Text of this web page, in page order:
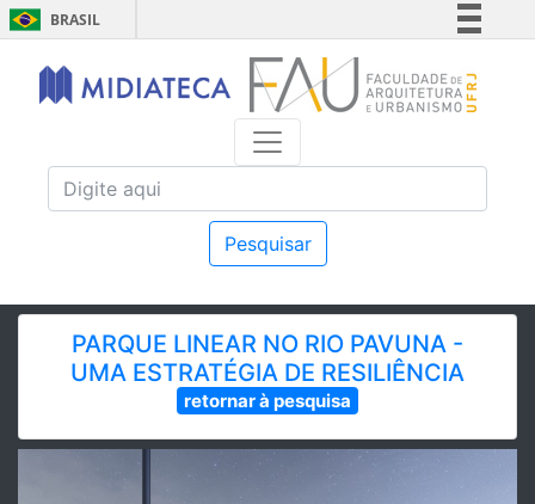
BRASIL
Simplifique!
Comunica BR
Acesso à informação
Pesquisar
PARQUE LINEAR NO RIO PAVUNA -
UMA ESTRATÉGIA DE RESILIÊNCIA
retornar à pesquisa